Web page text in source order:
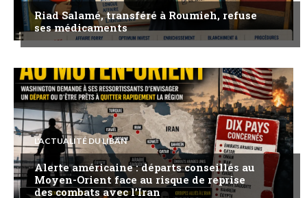
Riad Salamé, transféré à Roumieh, refuse
ses médicaments
L'ACTUALITÉ DU LIBAN
Alerte américaine : départs conseillés au
Moyen-Orient face au risque de reprise
des combats avec l’Iran